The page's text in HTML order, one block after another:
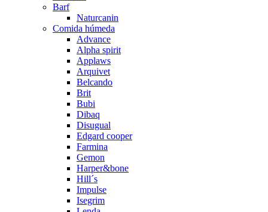
Barf
Naturcanin
Comida húmeda
Advance
Alpha spirit
Applaws
Arquivet
Belcando
Brit
Bubi
Dibaq
Disugual
Edgard cooper
Farmina
Gemon
Harper&bone
Hill´s
Impulse
Isegrim